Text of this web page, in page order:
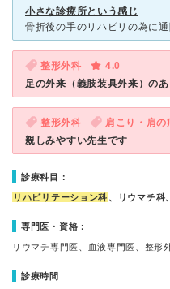
小さな診療所という感じ
整形外科
4.0
足の外来（義肢装具外来）のあ
整形外科 肩こり・肩の
親しみやすい先生です
診療科目：
リハビリテーション科 、リウマチ科
専門医・資格：
リウマチ専門医、血液専門医、整形
診療時間